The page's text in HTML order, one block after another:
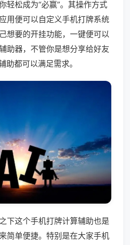
轻松成为“必赢”。其操作方式
用便可以自定义手机打牌系统
想要的开挂功能，一键便可以
助器，不管你是想分享给好友
助都可以满足需求。
下这个手机打牌计算辅助也是
简单便捷。特别是在大家手机